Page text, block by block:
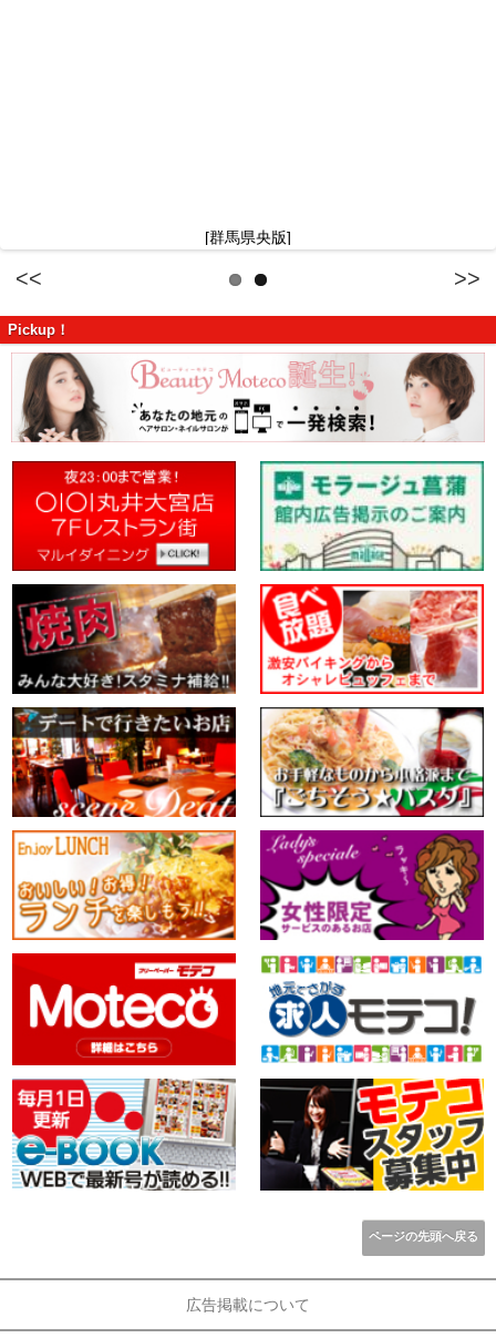
[群馬県央版]
Pickup！
ページの先頭へ戻る
広告掲載について